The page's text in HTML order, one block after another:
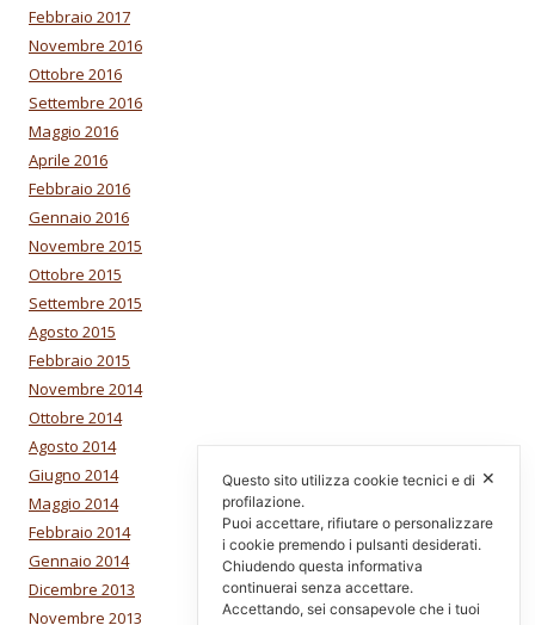
Febbraio 2017
Novembre 2016
Ottobre 2016
Settembre 2016
Maggio 2016
Aprile 2016
Febbraio 2016
Gennaio 2016
Novembre 2015
Ottobre 2015
Settembre 2015
Agosto 2015
Febbraio 2015
Novembre 2014
Ottobre 2014
Agosto 2014
Giugno 2014
Maggio 2014
Febbraio 2014
Gennaio 2014
Dicembre 2013
Novembre 2013
✕
Questo sito utilizza cookie tecnici e di
profilazione.
Puoi accettare, rifiutare o personalizzare
i cookie premendo i pulsanti desiderati.
Chiudendo questa informativa
continuerai senza accettare.
Accettando, sei consapevole che i tuoi